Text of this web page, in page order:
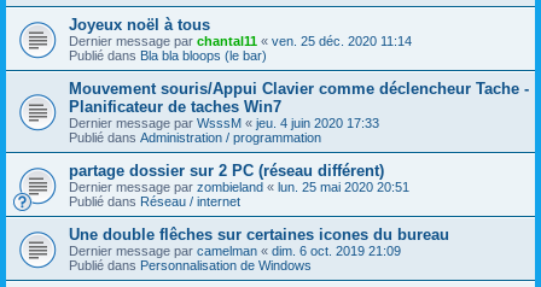
Joyeux noël à tous
Dernier message par chantal11 « ven. 25 déc. 2020 11:14
Publié dans Bla bla bloops (le bar)
Mouvement souris/Appui Clavier comme déclencheur Tache -
Planificateur de taches Win7
Dernier message par WsssM « jeu. 4 juin 2020 17:33
Publié dans Administration / programmation
partage dossier sur 2 PC (réseau différent)
Dernier message par zombieland « lun. 25 mai 2020 20:51
Publié dans Réseau / internet
Une double flêches sur certaines icones du bureau
Dernier message par camelman « dim. 6 oct. 2019 21:09
Publié dans Personnalisation de Windows